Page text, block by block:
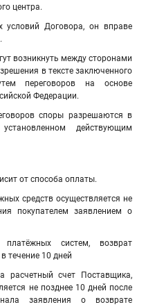
центра.
условий Договора, он вправе
возникнуть между сторонами
в тексте заключенного
переговоров на основе
Федерации.
споры разрешаются в
действующим
от способа оплаты.
средств осуществляется не
покупателем заявлением о
платёжных систем, возврат
течение 10 дней
расчетный счет Поставщика,
не позднее 10 дней после
заявления о возврате